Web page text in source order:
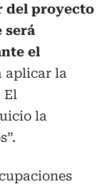
del proyecto
será
el
aplicar la
El
la